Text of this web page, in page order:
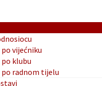
vijećniku
klubu
radnom tijelu